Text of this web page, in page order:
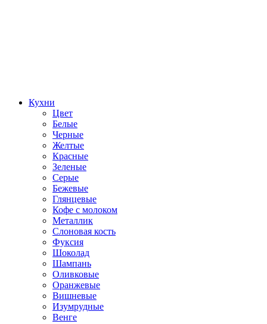
Кухни
Цвет
Белые
Черные
Желтые
Красные
Зеленые
Серые
Бежевые
Глянцевые
Кофе с молоком
Металлик
Слоновая кость
Фуксия
Шоколад
Шампань
Оливковые
Оранжевые
Вишневые
Изумрудные
Венге